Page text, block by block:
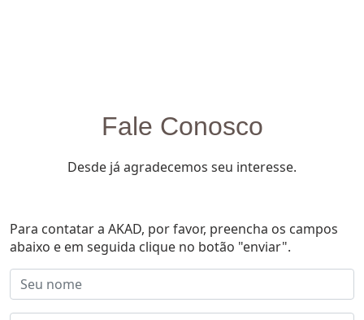
Fale Conosco
Desde já agradecemos seu interesse.
Para contatar a AKAD, por favor, preencha os campos
abaixo e em seguida clique no botão "enviar".